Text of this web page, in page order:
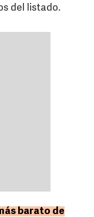
del listado.
barato de